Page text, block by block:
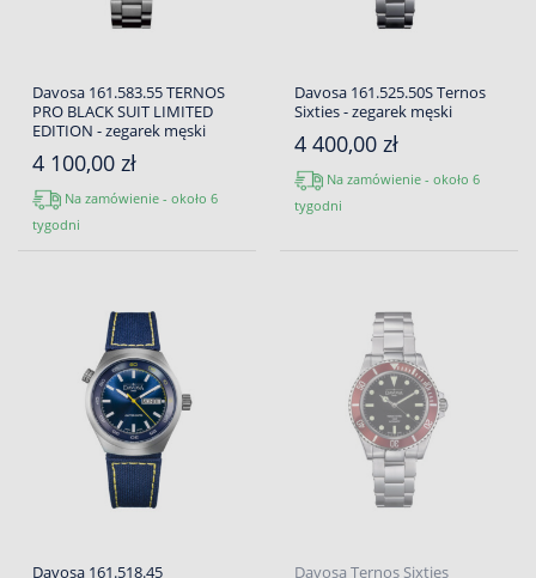
Davosa 161.583.55 TERNOS
PRO BLACK SUIT LIMITED
EDITION - zegarek męski
4 100,00 zł
Na zamówienie - około 6
tygodni
Davosa 161.525.50S Ternos
Sixties - zegarek męski
4 400,00 zł
Na zamówienie - około 6
tygodni
Davosa 161.518.45
Davosa Ternos Sixties